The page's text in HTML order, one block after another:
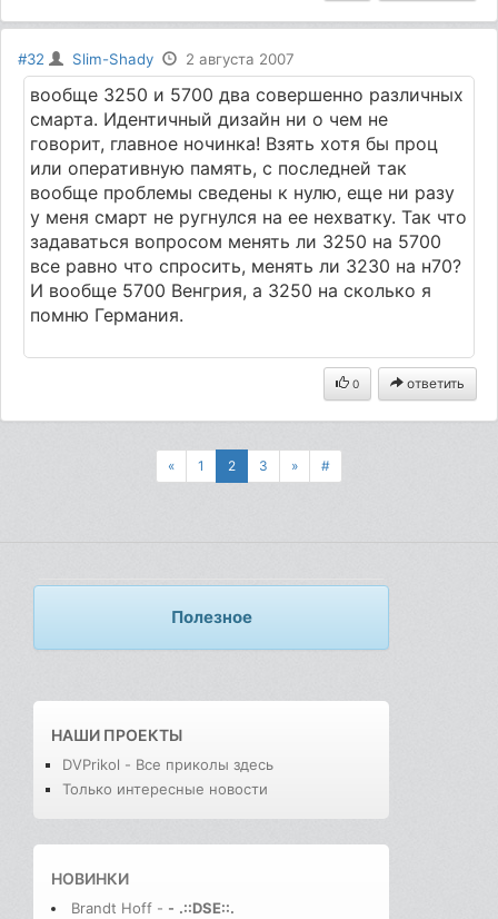
#32 Slim-Shady 2 августа 2007
вообще 3250 и 5700 два совершенно различных
смарта. Идентичный дизайн ни о чем не
говорит, главное ночинка! Взять хотя бы проц
или оперативную память, с последней так
вообще проблемы сведены к нулю, еще ни разу
у меня смарт не ругнулся на ее нехватку. Так что
задаваться вопросом менять ли 3250 на 5700
все равно что спросить, менять ли 3230 на н70?
И вообще 5700 Венгрия, а 3250 на сколько я
помню Германия.
0 ответить
« 1 2 3 » #
Полезное
НАШИ ПРОЕКТЫ
DVPrikol - Все приколы здесь
Только интересные новости
НОВИНКИ
Brandt Hoff - - .::DSE::.